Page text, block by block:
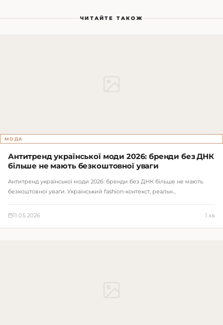
ЧИТАЙТЕ ТАКОЖ
МОДА
Антитренд української моди 2026: бренди без ДНК
більше не мають безкоштовної уваги
Антитренд української моди 2026: бренди без ДНК більше не мають
безкоштовної уваги. Український fashion-контекст, реальн…
11.05.2026 1 хв